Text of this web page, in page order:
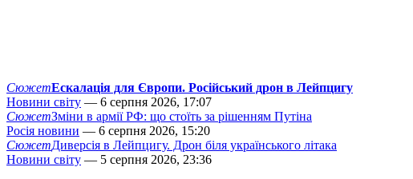
СюжетЕскалація для Європи. Російський дрон в Лейпцигу
Новини світу — 6 серпня 2026, 17:07
СюжетЗміни в армії РФ: що стоїть за рішенням Путіна
Росія новини — 6 серпня 2026, 15:20
СюжетДиверсія в Лейпцигу. Дрон біля українського літака
Новини світу — 5 серпня 2026, 23:36